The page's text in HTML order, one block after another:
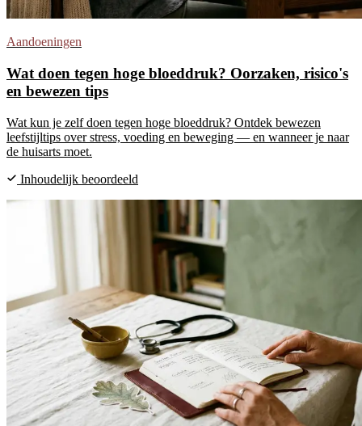
Aandoeningen
Wat doen tegen hoge bloeddruk? Oorzaken, risico's
en bewezen tips
Wat kun je zelf doen tegen hoge bloeddruk? Ontdek bewezen
leefstijltips over stress, voeding en beweging — en wanneer je naar
de huisarts moet.
Inhoudelijk beoordeeld